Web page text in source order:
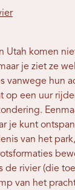
Utah komen
je ziet ze
vanwege hun
op een uur
je kunt
van het
de rivier (die
van het